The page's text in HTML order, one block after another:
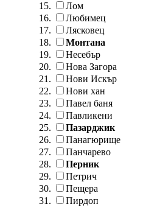
Лом
Любимец
Лясковец
Монтана
Несебър
Нова Загора
Нови Искър
Нови хан
Павел баня
Павликени
Пазарджик
Панагюрище
Панчарево
Перник
Петрич
Пещера
Пирдоп